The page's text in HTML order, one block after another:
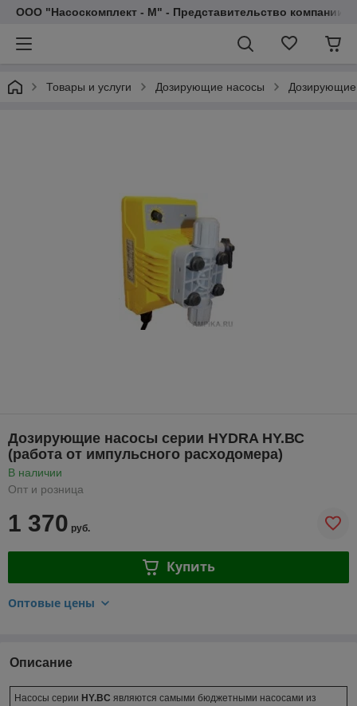
ООО "Насоскомплект - М" - Представительство компании
Товары и услуги Дозирующие насосы Дозирующие
Дозирующие насосы серии HYDRA HY.ВС
(работа от импульсного расходомера)
В наличии
Опт и розница
1 370 руб.
Купить
Оптовые цены
Описание
Насосы серии HY.BC являются самыми бюджетными насосами из